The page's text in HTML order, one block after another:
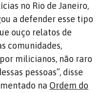
no Rio de Janeiro,
a defender esse tipo
ouço relatos de
comunidades,
milicianos, não raro
pessoas”, disse
na Ordem do